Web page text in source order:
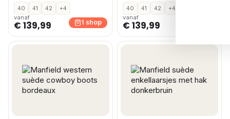
40 41 42
+4
vanaf
€ 139,99 1 shop
40 41 42
+4
vanaf
€ 139,99